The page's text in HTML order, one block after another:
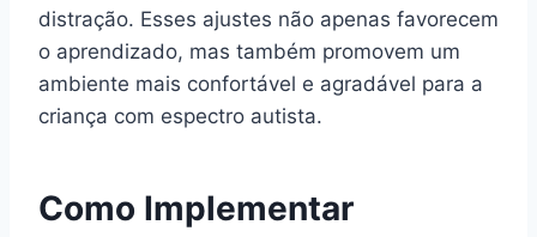
distração. Esses ajustes não apenas favorecem
o aprendizado, mas também promovem um
ambiente mais confortável e agradável para a
criança com espectro autista.
Como Implementar